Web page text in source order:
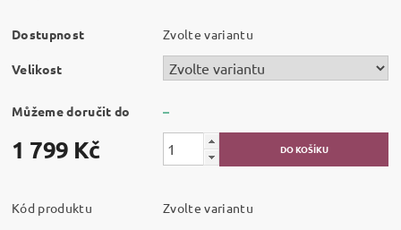
Dostupnost Zvolte variantu
Velikost
Můžeme doručit do –
1 799 Kč
Kód produktu
Zvolte variantu